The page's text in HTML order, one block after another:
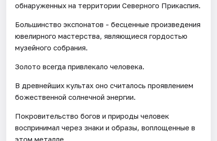
обнаруженных на территории Северного Прикаспия.
Большинство экспонатов - бесценные произведения
ювелирного мастерства, являющиеся гордостью
музейного собрания.
Золото всегда привлекало человека.
В древнейших культах оно считалось проявлением
божественной солнечной энергии.
Покровительство богов и природы человек
воспринимал через знаки и образы, воплощенные в
этом металле.